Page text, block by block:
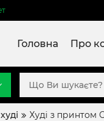
Головна Про
Худі з принтом